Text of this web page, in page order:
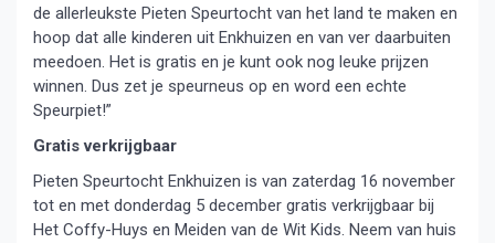
de allerleukste Pieten Speurtocht van het land te maken en
hoop dat alle kinderen uit Enkhuizen en van ver daarbuiten
meedoen. Het is gratis en je kunt ook nog leuke prijzen
winnen. Dus zet je speurneus op en word een echte
Speurpiet!”
Gratis verkrijgbaar
Pieten Speurtocht Enkhuizen is van zaterdag 16 november
tot en met donderdag 5 december gratis verkrijgbaar bij
Het Coffy-Huys en Meiden van de Wit Kids. Neem van huis